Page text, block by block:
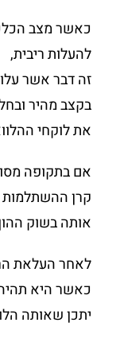
כאשר מצב
להעלות ריבית,
זה דבר אשר
בקצב מהיר
את לוקחי
אם בתקופה
אותה בשוק ההון
לאחר העלאת
כאשר היא תהיה
יתכן שאותה